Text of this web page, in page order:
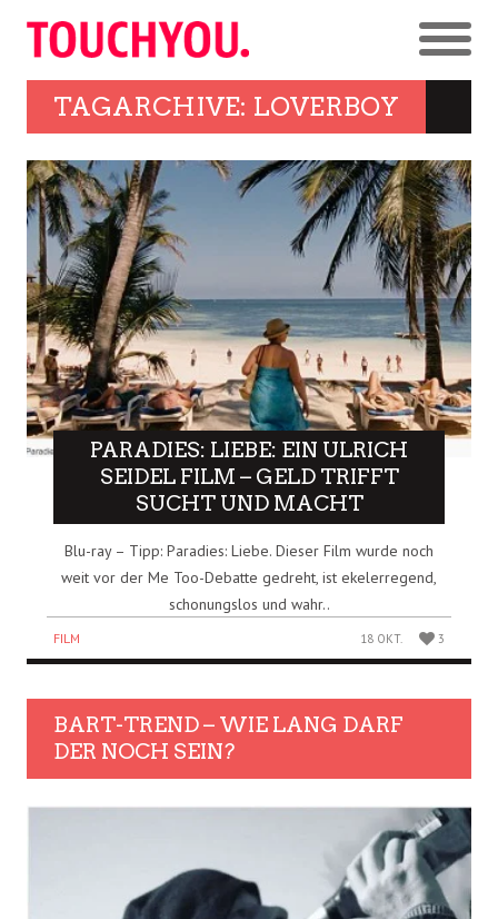
TAGARCHIVE: LOVERBOY
PARADIES: LIEBE: EIN ULRICH
SEIDEL FILM – GELD TRIFFT
SUCHT UND MACHT
Blu-ray – Tipp: Paradies: Liebe. Dieser Film wurde noch
weit vor der Me Too-Debatte gedreht, ist ekelerregend,
schonungslos und wahr..
FILM 18 OKT. 3
BART-TREND – WIE LANG DARF
DER NOCH SEIN?